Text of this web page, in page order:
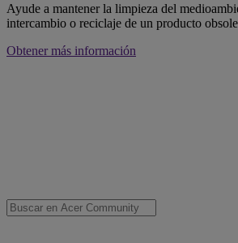
Ayude a mantener la limpieza del
intercambio o reciclaje de un producto
Obtener más información